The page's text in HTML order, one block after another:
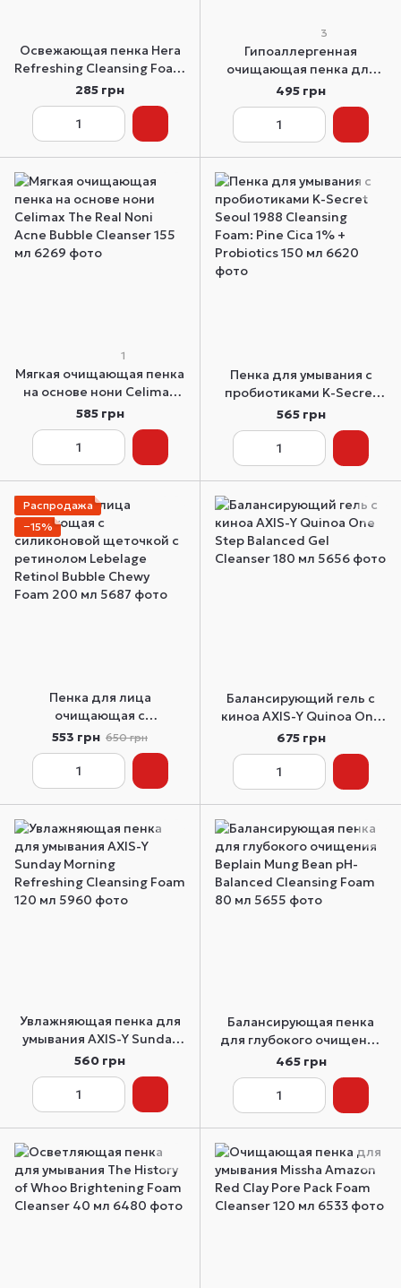
Освежающая пенка Hera
Refreshing Cleansing Foam
миниатюра 50 мл
285 грн
3
Гипоаллергенная
очищающая пенка для
кожи с акне Abib Acne
Foam Cleanser Heartleaf
Foam 150 мл
495 грн
1
Мягкая очищающая пенка
на основе нони Celimax
The Real Noni Acne Bubble
Cleanser 155 мл
585 грн
Пенка для умывания с
пробиотиками K-Secret
Seoul 1988 Cleansing
Foam: Pine Cica 1% +
Probiotics 150 мл
565 грн
Распродажа
−15%
Пенка для лица
очищающая с
силиконовой щеточкой с
ретинолом Lebelage
Retinol Bubble Chewy
Foam 200 мл
553 грн 650 грн
Балансирующий гель с
киноа AXIS-Y Quinoa One
Step Balanced Gel
Cleanser 180 мл
675 грн
Увлажняющая пенка для
умывания AXIS-Y Sunday
Morning Refreshing
Cleansing Foam 120 мл
560 грн
Балансирующая пенка
для глубокого очищения
Beplain Mung Bean pH-
Balanced Cleansing Foam
465 грн